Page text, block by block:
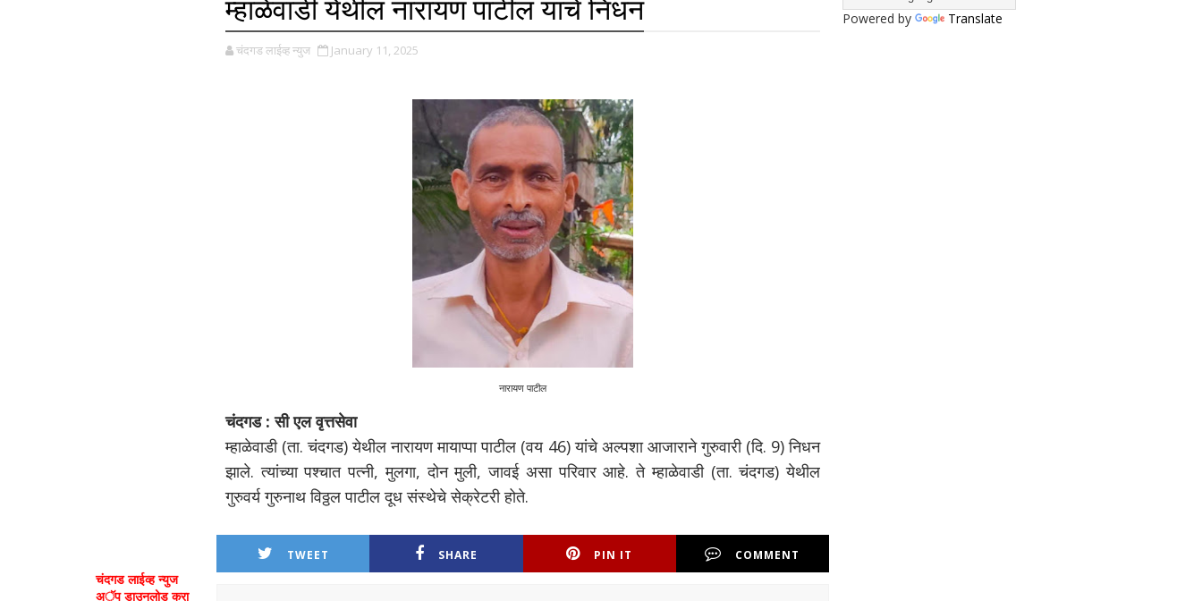
चंदगड लाईव्ह न्युज
अॅप डाउनलोड करा
म्हाळेवाडी येथील नारायण पाटील यांचे निधन
चंदगड लाईव्ह न्युज January 11, 2025
नारायण पाटील
चंदगड : सी एल वृत्तसेवा
म्हाळेवाडी (ता. चंदगड) येथील नारायण मायाप्पा पाटील (वय 46) यांचे अल्पशा आजाराने गुरुवारी (दि. 9) निधन
झाले. त्यांच्या पश्चात पत्नी, मुलगा, दोन मुली, जावई असा परिवार आहे. ते म्हाळेवाडी (ता. चंदगड) येथील
गुरुवर्य गुरुनाथ विठ्ठल पाटील दूध संस्थेचे सेक्रेटरी होते.
TWEET SHARE PIN IT COMMENT
Powered by Translate